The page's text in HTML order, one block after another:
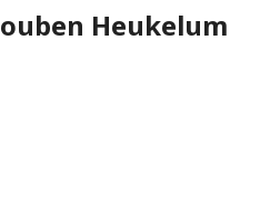
Heukelum